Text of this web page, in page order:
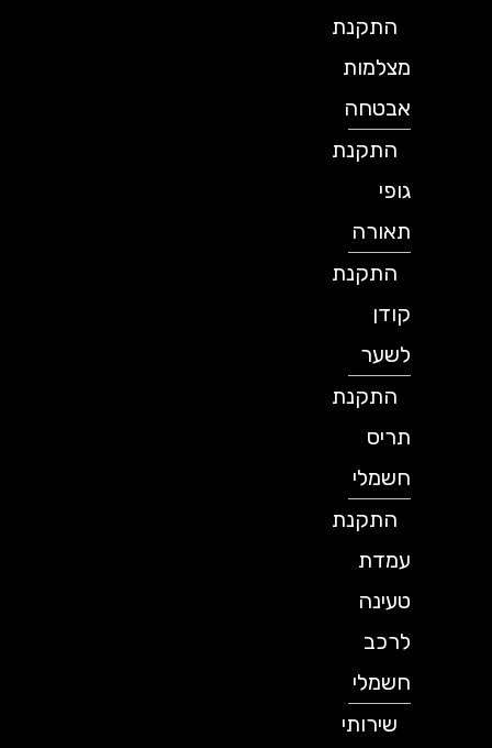
התקנת
מצלמות
אבטחה
התקנת
תאורה
התקנת
לשער
התקנת
תריס
חשמלי
התקנת
עמדת
טעינה
לרכב
חשמלי
שירותי